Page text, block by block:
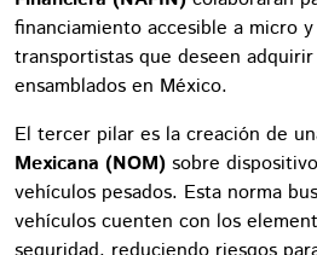
financiamiento accesible a micro
transportistas que deseen
ensamblados en México.
El tercer pilar es la creación de
Mexicana (NOM) sobre
vehículos pesados. Esta norma
vehículos cuenten con los